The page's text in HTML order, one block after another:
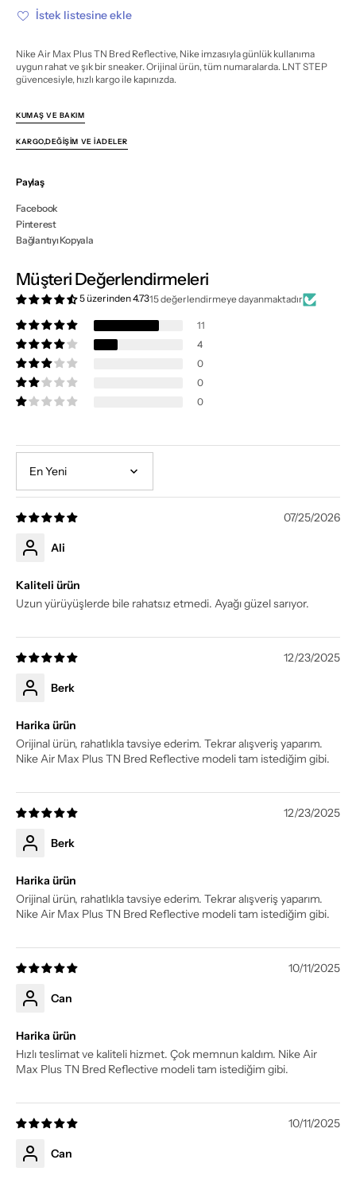
Reflective
için
Reflective
için
İstek listesine ekle
Nike Air Max Plus TN Bred Reflective, Nike imzasıyla günlük kullanıma
uygun rahat ve şık bir sneaker. Orijinal ürün, tüm numaralarda. LNT STEP
güvencesiyle, hızlı kargo ile kapınızda.
KUMAŞ VE BAKIM
KARGO,DEĞIŞIM VE İADELER
Paylaş
Facebook
Pinterest
Bağlantıyı Kopyala
Müşteri Değerlendirmeleri
5 üzerinden 4.7315 değerlendirmeye dayanmaktadır
11
4
0
0
0
Sort by
07/25/2026
Ali
Kaliteli ürün
Uzun yürüyüşlerde bile rahatsız etmedi. Ayağı güzel sarıyor.
12/23/2025
Berk
Harika ürün
Orijinal ürün, rahatlıkla tavsiye ederim. Tekrar alışveriş yaparım.
Nike Air Max Plus TN Bred Reflective modeli tam istediğim gibi.
12/23/2025
Berk
Harika ürün
Orijinal ürün, rahatlıkla tavsiye ederim. Tekrar alışveriş yaparım.
Nike Air Max Plus TN Bred Reflective modeli tam istediğim gibi.
10/11/2025
Can
Harika ürün
Hızlı teslimat ve kaliteli hizmet. Çok memnun kaldım. Nike Air
Max Plus TN Bred Reflective modeli tam istediğim gibi.
10/11/2025
Can